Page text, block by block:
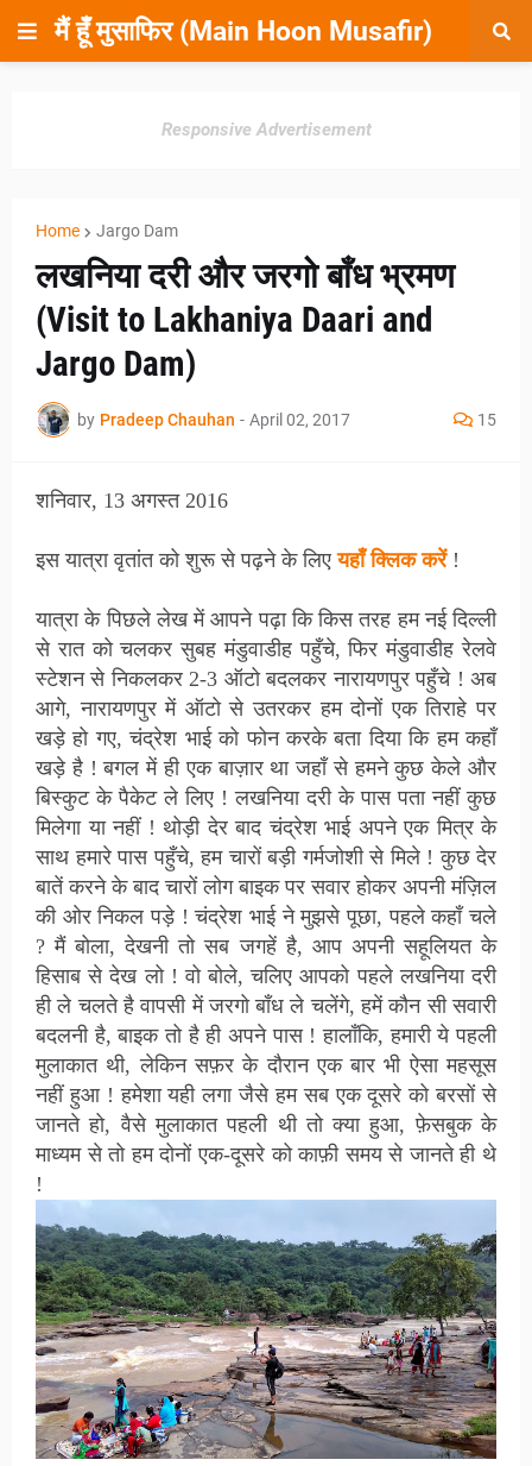
मैं हूँ मुसाफिर (Main Hoon Musafir)
Responsive Advertisement
Home Jargo Dam
लखनिया दरी और जरगो बाँध भ्रमण
(Visit to Lakhaniya Daari and
Jargo Dam)
by Pradeep Chauhan - April 02, 2017 15
शनिवार, 13 अगस्त 2016
इस यात्रा वृतांत को शुरू से पढ़ने के लिएयहाँ क्लिक करें!
यात्रा के पिछले लेख में आपने पढ़ा कि किस तरह हम नई दिल्ली
से रात को चलकर सुबह मंडुवाडीह पहुँचे, फिर मंडुवाडीह रेलवे
स्टेशन से निकलकर 2-3 ऑटो बदलकर नारायणपुर पहुँचे ! अब
आगे, नारायणपुर में ऑटो से उतरकर हम दोनों एक तिराहे पर
खड़े हो गए, चंद्रेश भाई को फोन करके बता दिया कि हम कहाँ
खड़े है ! बगल में ही एक बाज़ार था जहाँ से हमने कुछ केले और
बिस्कुट के पैकेट ले लिए ! लखनिया दरी के पास पता नहीं कुछ
मिलेगा या नहीं ! थोड़ी देर बाद चंद्रेश भाई अपने एक मित्र के
साथ हमारे पास पहुँचे, हम चारों बड़ी गर्मजोशी से मिले ! कुछ देर
बातें करने के बाद चारों लोग बाइक पर सवार होकर अपनी मंज़िल
की ओर निकल पड़े ! चंद्रेश भाई ने मुझसे पूछा, पहले कहाँ चले
? मैं बोला, देखनी तो सब जगहें है, आप अपनी सहूलियत के
हिसाब से देख लो ! वो बोले, चलिए आपको पहले लखनिया दरी
ही ले चलते है वापसी में जरगो बाँध ले चलेंगे, हमें कौन सी सवारी
बदलनी है, बाइक तो है ही अपने पास ! हालाँकि, हमारी ये पहली
मुलाकात थी, लेकिन सफ़र के दौरान एक बार भी ऐसा महसूस
नहीं हुआ ! हमेशा यही लगा जैसे हम सब एक दूसरे को बरसों से
जानते हो, वैसे मुलाकात पहली थी तो क्या हुआ, फ़ेसबुक के
माध्यम से तो हम दोनों एक-दूसरे को काफ़ी समय से जानते ही थे
!